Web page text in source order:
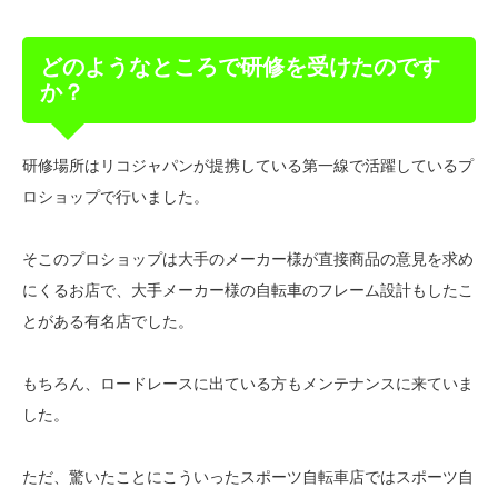
どのようなところで研修を受けたのです
か？
研修場所はリコジャパンが提携している第一線で活躍しているプ
ロショップで行いました。
そこのプロショップは大手のメーカー様が直接商品の意見を求め
にくるお店で、大手メーカー様の自転車のフレーム設計もしたこ
とがある有名店でした。
もちろん、ロードレースに出ている方もメンテナンスに来ていま
した。
ただ、驚いたことにこういったスポーツ自転車店ではスポーツ自